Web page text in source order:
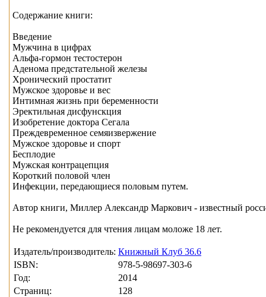
Содержание книги:
Введение
Мужчина в цифрах
Альфа-гормон тестостерон
Аденома предстательной железы
Хронический простатит
Мужское здоровье и вес
Интимная жизнь при беременности
Эректильная дисфунскция
Изобретение доктора Сегала
Преждевременное семяизвержение
Мужское здоровье и спорт
Бесплодие
Мужская контрацепция
Короткий половой член
Инфекции, передающиеся половым путем.
Автор книги, Миллер Александр Маркович - известный
Не рекомендуется для чтения лицам моложе 18 лет.
Издатель/производитель: Книжный Клуб 36.6
ISBN:
978-5-98697-303-6
Год:
2014
Страниц:
128